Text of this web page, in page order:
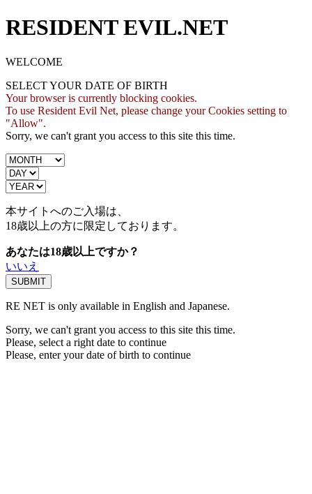
RESIDENT EVIL.NET
WELCOME
SELECT YOUR DATE OF BIRTH
Your browser is currently blocking cookies.
To use Resident Evil Net, please change your Cookies setting to
"Allow".
Sorry, we can't grant you access to this site this time.
本サイトへのご入場は、
18歳以上の方に限定しております。
あなたは18歳以上ですか？
いいえ
RE NET is only available in English and Japanese.
Sorry, we can't grant you access to this site this time.
Please, select a right date to continue
Please, enter your date of birth to continue